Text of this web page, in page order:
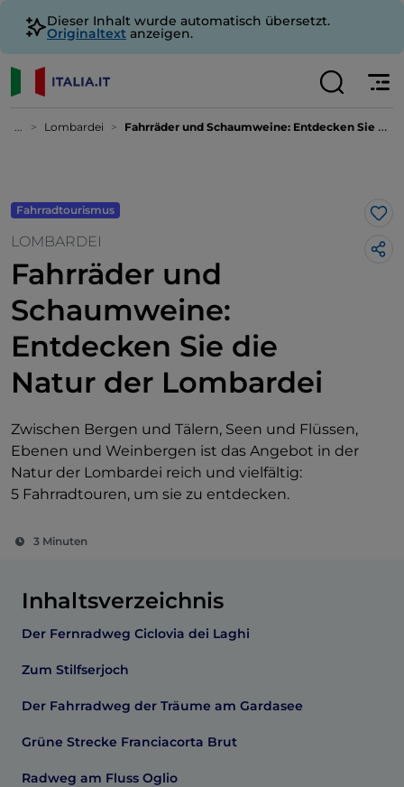
Dieser Inhalt wurde automatisch übersetzt.
Originaltext anzeigen.
... Lombardei Fahrräder und Schaumweine: Entdecken Sie die Natur der Lombardei
Fahrradtourismus
LOMBARDEI
Fahrräder und
Schaumweine:
Entdecken Sie die
Natur der Lombardei
Zwischen Bergen und Tälern, Seen und Flüssen,
Ebenen und Weinbergen ist das Angebot in der
Natur der Lombardei reich und vielfältig:
5 Fahrradtouren, um sie zu entdecken.
3 Minuten
Inhaltsverzeichnis
Der Fernradweg Ciclovia dei Laghi
Zum Stilfserjoch
Der Fahrradweg der Träume am Gardasee
Grüne Strecke Franciacorta Brut
Radweg am Fluss Oglio